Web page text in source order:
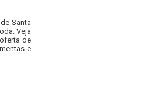
Santa
Veja
de
e